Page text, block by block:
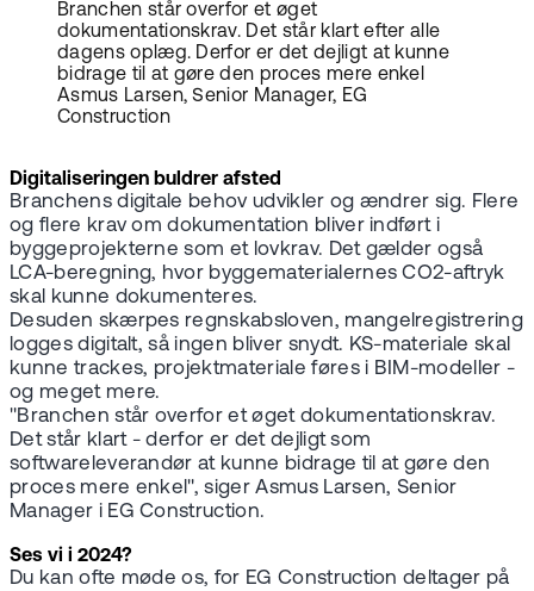
Branchen står overfor et øget
dokumentationskrav. Det står klart efter alle
dagens oplæg. Derfor er det dejligt at kunne
bidrage til at gøre den proces mere enkel
Asmus Larsen, Senior Manager, EG
Construction
Digitaliseringen buldrer afsted
Branchens digitale behov udvikler og ændrer sig. Flere
og flere krav om dokumentation bliver indført i
byggeprojekterne som et lovkrav. Det gælder også
LCA-beregning, hvor byggematerialernes CO2-aftryk
skal kunne dokumenteres.
Desuden skærpes regnskabsloven, mangelregistrering
logges digitalt, så ingen bliver snydt. KS-materiale skal
kunne trackes, projektmateriale føres i BIM-modeller -
og meget mere.
"Branchen står overfor et øget dokumentationskrav.
Det står klart - derfor er det dejligt som
softwareleverandør at kunne bidrage til at gøre den
proces mere enkel", siger Asmus Larsen, Senior
Manager i EG Construction.
Ses vi i 2024?
Du kan ofte møde os, for EG Construction deltager på